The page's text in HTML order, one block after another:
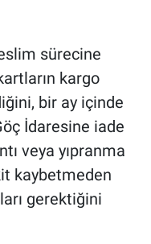
sürecine
kargo
bir ay içinde
İdaresine iade
veya yıpranma
kaybetmeden
gerektiğini